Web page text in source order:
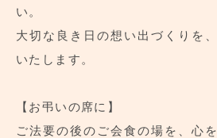
い。
大切な良き日の想い出づくりを
いたします。
【お弔いの席に】
ご法要の後のご会食の場を、心